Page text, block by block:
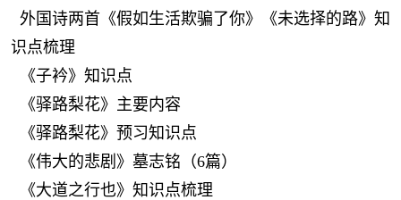
外国诗两首《假如生活欺骗了你》《未选择的路》知
识点梳理
《子衿》知识点
《驿路梨花》主要内容
《驿路梨花》预习知识点
《伟大的悲剧》墓志铭（6篇）
《大道之行也》知识点梳理